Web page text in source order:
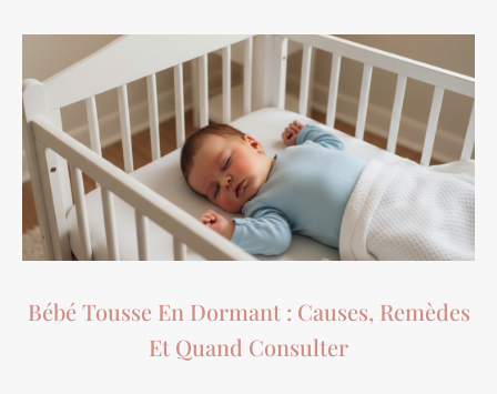
Bébé Tousse En Dormant : Causes, Remèdes
Et Quand Consulter